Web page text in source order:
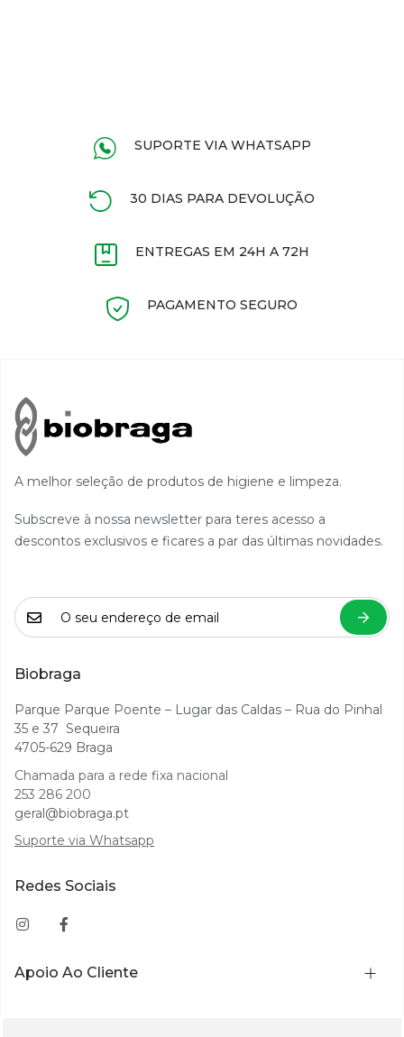
SUPORTE VIA WHATSAPP
30 DIAS PARA DEVOLUÇÃO
ENTREGAS EM 24H A 72H
PAGAMENTO SEGURO
A melhor seleção de produtos de higiene e limpeza.
Subscreve à nossa newsletter para teres acesso a
descontos exclusivos e ficares a par das últimas novidades.
Biobraga
Parque Parque Poente – Lugar das Caldas – Rua do Pinhal
35 e 37 Sequeira
4705-629 Braga
Chamada para a rede fixa nacional
253 286 200
geral@biobraga.pt
Suporte via Whatsapp
Apoio Ao Cliente
Redes Sociais